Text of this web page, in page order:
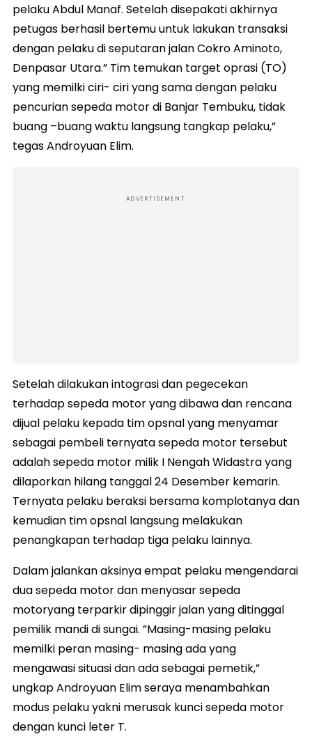
pelaku Abdul Manaf. Setelah disepakati akhirnya
petugas berhasil bertemu untuk lakukan transaksi
dengan pelaku di seputaran jalan Cokro Aminoto,
Denpasar Utara.” Tim temukan target oprasi (TO)
yang memilki ciri- ciri yang sama dengan pelaku
pencurian sepeda motor di Banjar Tembuku, tidak
buang –buang waktu langsung tangkap pelaku,”
tegas Androyuan Elim.
ADVERTISEMENT
Setelah dilakukan intograsi dan pegecekan
terhadap sepeda motor yang dibawa dan rencana
dijual pelaku kepada tim opsnal yang menyamar
sebagai pembeli ternyata sepeda motor tersebut
adalah sepeda motor milik I Nengah Widastra yang
dilaporkan hilang tanggal 24 Desember kemarin.
Ternyata pelaku beraksi bersama komplotanya dan
kemudian tim opsnal langsung melakukan
penangkapan terhadap tiga pelaku lainnya.
Dalam jalankan aksinya empat pelaku mengendarai
dua sepeda motor dan menyasar sepeda
motoryang terparkir dipinggir jalan yang ditinggal
pemilik mandi di sungai. ”Masing-masing pelaku
memilki peran masing- masing ada yang
mengawasi situasi dan ada sebagai pemetik,”
ungkap Androyuan Elim seraya menambahkan
modus pelaku yakni merusak kunci sepeda motor
dengan kunci leter T.